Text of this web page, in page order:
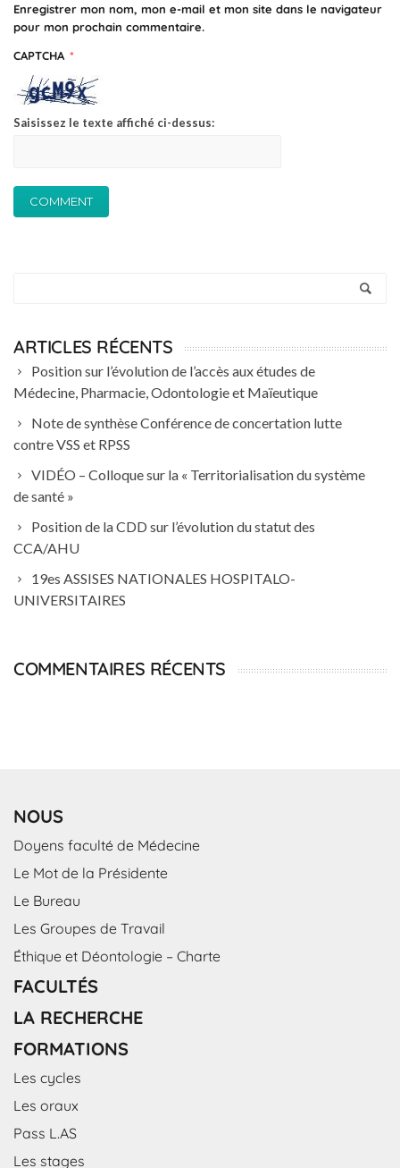
Enregistrer mon nom, mon e-mail et mon site dans le navigateur
pour mon prochain commentaire.
CAPTCHA *
Saisissez le texte affiché ci-dessus:
ARTICLES RÉCENTS
Position sur l’évolution de l’accès aux études de
Médecine, Pharmacie, Odontologie et Maïeutique
Note de synthèse Conférence de concertation lutte
contre VSS et RPSS
VIDÉO – Colloque sur la « Territorialisation du système
de santé »
Position de la CDD sur l’évolution du statut des
CCA/AHU
19es ASSISES NATIONALES HOSPITALO-
UNIVERSITAIRES
COMMENTAIRES RÉCENTS
NOUS
Doyens faculté de Médecine
Le Mot de la Présidente
Le Bureau
Les Groupes de Travail
Éthique et Déontologie – Charte
FACULTÉS
LA RECHERCHE
FORMATIONS
Les cycles
Les oraux
Pass L.AS
Les stages